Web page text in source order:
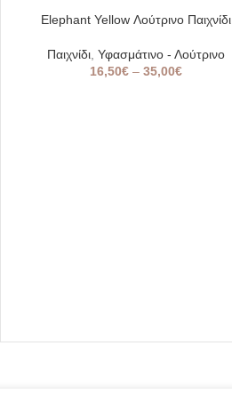
Elephant Yellow Λούτρινο Παιχνίδι
Παιχνίδι, Υφασμάτινο - Λούτρινο
16,50€ – 35,00€